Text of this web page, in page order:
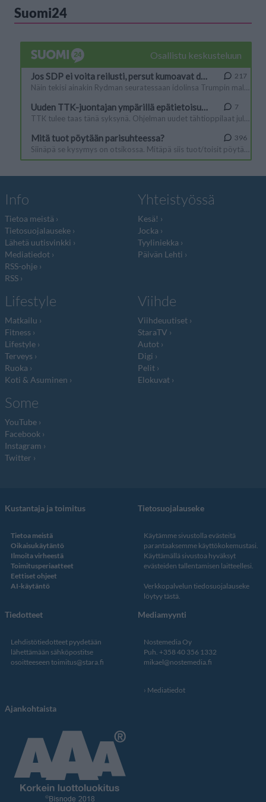
Suomi24
Info
Tietoa meistä
Tietosuojalauseke
Lähetä uutisvinkki
Mediatiedot
RSS-ohje
RSS
Yhteistyössä
Kesä!
Jocka
Tyyliniekka
Päivän Lehti
Lifestyle
Matkailu
Fitness
Lifestyle
Terveys
Ruoka
Koti & Asuminen
Viihde
Viihdeuutiset
StaraTV
Autot
Digi
Pelit
Elokuvat
Some
YouTube
Facebook
Instagram
Twitter
Kustantaja ja toimitus
Tietoa meistä
Oikaisukäytäntö
Ilmoita virheestä
Toimitusperiaatteet
Eettiset ohjeet
AI-käytäntö
Tietosuojalauseke
Käytämme sivustolla evästeitä
parantaaksemme käyttökokemustasi.
Käyttämällä sivustoa hyväksyt
evästeiden tallentamisen laitteellesi.
Verkkopalvelun tiedosuojalauseke
löytyy tästä
Tiedotteet
Lehdistötiedotteet pyydetään
lähettämään sähköpostitse
osoitteeseen toimitus@stara.fi
Mediamyynti
Nostemedia Oy
Puh. +358 40 356 1332
mikael@nostemedia.fi
Mediatiedot
Ajankohtaista